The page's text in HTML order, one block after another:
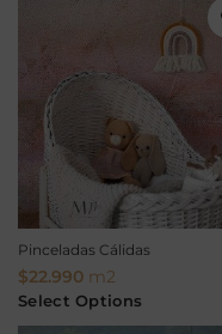
Pinceladas Cálidas
$22.990 m2
Select Options